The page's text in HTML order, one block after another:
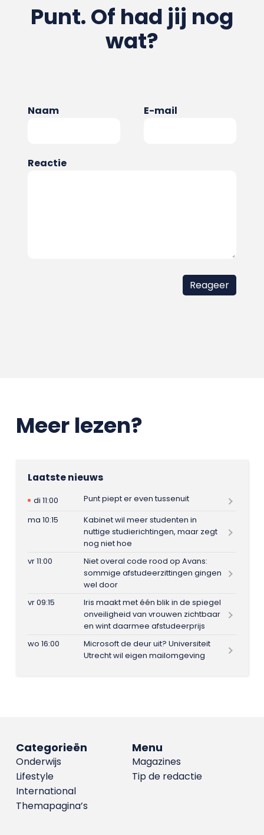
Punt. Of had jij nog
wat?
Naam E-mail
Reactie
Meer lezen?
Laatste nieuws
di 11:00
Punt piept er even tussenuit
ma 10:15
Kabinet wil meer studenten in
nuttige studierichtingen, maar zegt
nog niet hoe
vr 11:00
Niet overal code rood op Avans:
sommige afstudeerzittingen gingen
wel door
vr 09:15
Iris maakt met één blik in de spiegel
onveiligheid van vrouwen zichtbaar
en wint daarmee afstudeerprijs
wo 16:00
Microsoft de deur uit? Universiteit
Utrecht wil eigen mailomgeving
Menu
Magazines
Tip de redactie
Categorieën
Onderwijs
Lifestyle
International
Themapagina’s